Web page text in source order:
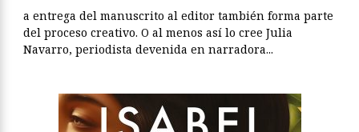
a entrega del manuscrito al editor también forma parte
del proceso creativo. O al menos así lo cree Julia
Navarro, periodista devenida en narradora...